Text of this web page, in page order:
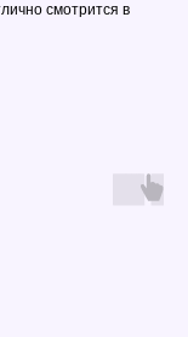
смотрится в